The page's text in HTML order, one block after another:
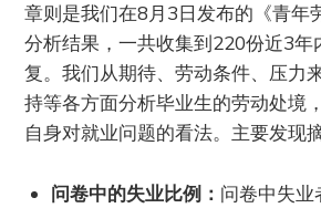
章则是我们在8月3日发布的《青年
分析结果，一共收集到220份近3年
复。我们从期待、劳动条件、压力
持等各方面分析毕业生的劳动处境
自身对就业问题的看法。主要发现
问卷中的失业比例： 问卷中失